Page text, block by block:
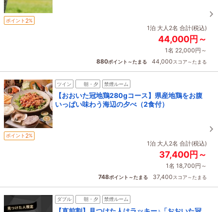
ポイント 2%
1泊 大人2名 合計(税込)
44,000円～
1名 22,000円～
880ポイント～たまる 44,000スコア～たまる
ツイン 朝・夕 禁煙ルーム
【おおいた冠地鶏280gコース】県産地鶏をお腹
いっぱい味わう海辺の夕べ（2食付）
ポイント 2%
1泊 大人2名 合計(税込)
37,400円～
1名 18,700円～
748ポイント～たまる 37,400スコア～たまる
ダブル 朝・夕 禁煙ルーム